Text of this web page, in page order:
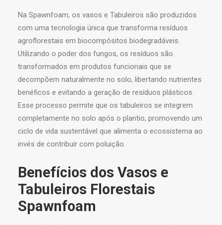
Na Spawnfoam, os vasos e Tabuleiros são produzidos
com uma tecnologia única que transforma resíduos
agroflorestais em biocompósitos biodegradáveis.
Utilizando o poder dos fungos, os resíduos são
transformados em produtos funcionais que se
decompõem naturalmente no solo, libertando nutrientes
benéficos e evitando a geração de resíduos plásticos.
Esse processo permite que os tabuleiros se integrem
completamente no solo após o plantio, promovendo um
ciclo de vida sustentável que alimenta o ecossistema ao
invés de contribuir com poluição.
Benefícios dos Vasos e
Tabuleiros Florestais
Spawnfoam